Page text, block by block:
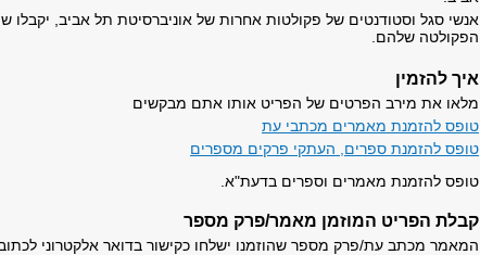
אנשי סגל וסטודנטים של פקולטות אחרות של אוניברסיטת תל אביב, יקבלו
הפקולטה שלהם.
איך להזמין
מלאו את מירב הפרטים של הפריט אותו אתם מבקשים
טופס להזמנת מאמרים מכתבי עת
טופס להזמנת ספרים, העתקי פרקים מספרים
טופס להזמנת מאמרים וספרים בדעת"א.
קבלת הפריט המוזמן מאמר/פרק מספר
המאמר מכתב עת/פרק מספר שהוזמנו ישלחו כקישור בדואר אלקטרוני